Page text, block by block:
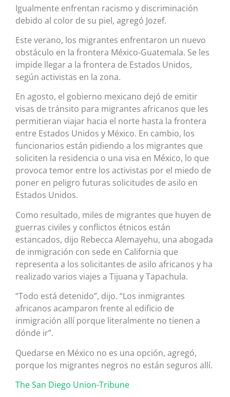
Igualmente enfrentan racismo y discriminación
debido al color de su piel, agregó Jozef.
Este verano, los migrantes enfrentaron un nuevo
obstáculo en la frontera México-Guatemala. Se les
impide llegar a la frontera de Estados Unidos,
según activistas en la zona.
En agosto, el gobierno mexicano dejó de emitir
visas de tránsito para migrantes africanos que les
permitieran viajar hacia el norte hasta la frontera
entre Estados Unidos y México. En cambio, los
funcionarios están pidiendo a los migrantes que
soliciten la residencia o una visa en México, lo que
provoca temor entre los activistas por el miedo de
poner en peligro futuras solicitudes de asilo en
Estados Unidos.
Como resultado, miles de migrantes que huyen de
guerras civiles y conflictos étnicos están
estancados, dijo Rebecca Alemayehu, una abogada
de inmigración con sede en California que
representa a los solicitantes de asilo africanos y ha
realizado varios viajes a Tijuana y Tapachula.
“Todo está detenido”, dijo. “Los inmigrantes
africanos acamparon frente al edificio de
inmigración allí porque literalmente no tienen a
dónde ir”.
Quedarse en México no es una opción, agregó,
porque los migrantes negros no están seguros allí.
The San Diego Union-Tribune